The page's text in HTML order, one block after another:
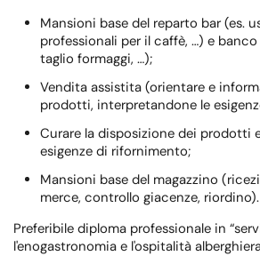
Mansioni base del reparto bar (es.
professionali per il caffè, …) e
taglio formaggi, …);
Vendita assistita (orientare e
prodotti, interpretandone le
Curare la disposizione dei prodotti
esigenze di rifornimento;
Mansioni base del magazzino
merce, controllo giacenze, riordino).
Preferibile diploma professionale in
l'enogastronomia e l'ospitalità